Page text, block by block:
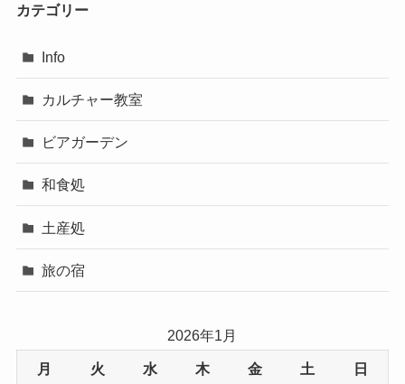
カテゴリー
Info
カルチャー教室
ビアガーデン
和食処
土産処
旅の宿
2026年1月
月 火 水 木 金 土 日